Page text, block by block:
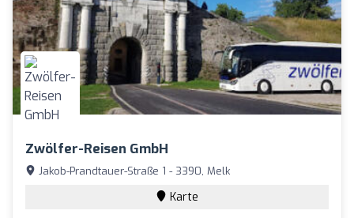
Zwölfer-Reisen GmbH
Jakob-Prandtauer-Straße 1 - 3390, Melk
Karte